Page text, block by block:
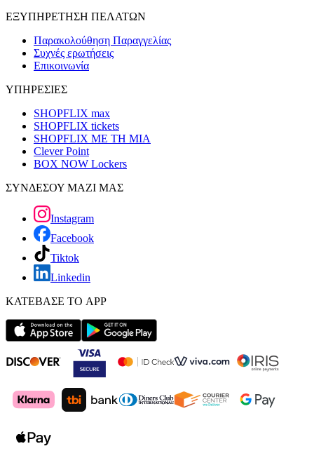
ΕΞΥΠΗΡΕΤΗΣΗ ΠΕΛΑΤΩΝ
Παρακολούθηση Παραγγελίας
Συχνές ερωτήσεις
Επικοινωνία
ΥΠΗΡΕΣΙΕΣ
SHOPFLIX max
SHOPFLIX tickets
SHOPFLIX ΜΕ ΤΗ ΜΙΑ
Clever Point
BOX NOW Lockers
ΣΥΝΔΕΣΟΥ ΜΑΖΙ ΜΑΣ
Instagram
Facebook
Tiktok
Linkedin
ΚΑΤΕΒΑΣΕ ΤΟ APP